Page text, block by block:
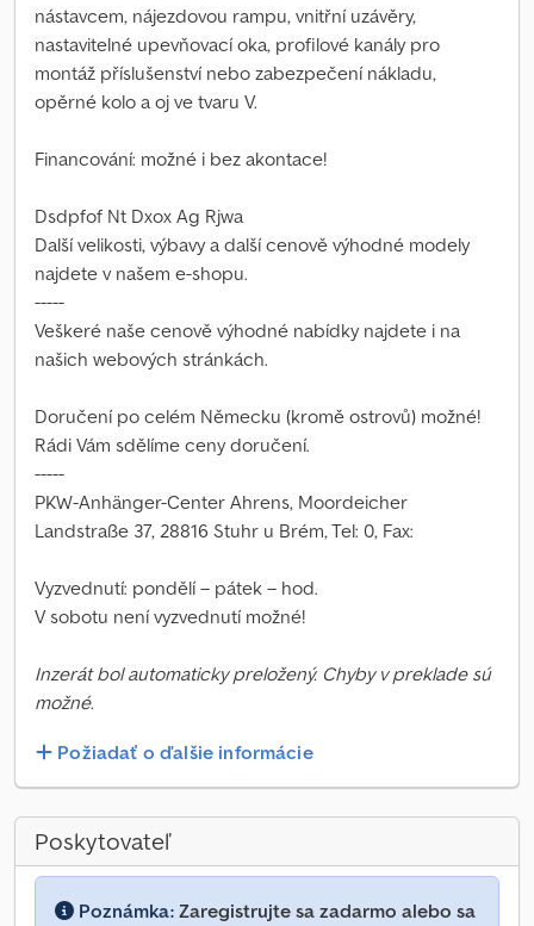
nástavcem, nájezdovou rampu, vnitřní uzávěry,
nastavitelné upevňovací oka, profilové kanály pro
montáž příslušenství nebo zabezpečení nákladu,
opěrné kolo a oj ve tvaru V.
Financování: možné i bez akontace!
Dsdpfof Nt Dxox Ag Rjwa
Další velikosti, výbavy a další cenově výhodné modely
najdete v našem e-shopu.
-----
Veškeré naše cenově výhodné nabídky najdete i na
našich webových stránkách.
Doručení po celém Německu (kromě ostrovů) možné!
Rádi Vám sdělíme ceny doručení.
-----
PKW-Anhänger-Center Ahrens, Moordeicher
Landstraße 37, 28816 Stuhr u Brém, Tel: 0, Fax:
Vyzvednutí: pondělí – pátek – hod.
V sobotu není vyzvednutí možné!
Inzerát bol automaticky preložený. Chyby v preklade sú
možné.
Požiadať o ďalšie informácie
Poskytovateľ
Poznámka: Zaregistrujte sa zadarmo alebo sa